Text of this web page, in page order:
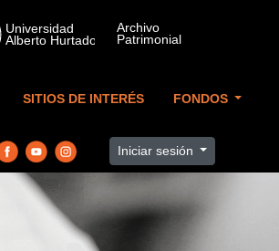
SITIOS DE INTERÉS FONDOS
Iniciar sesión